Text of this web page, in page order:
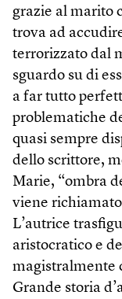
grazie al marito
trova ad
terrorizzato dal
sguardo su di
a far tutto
problematiche
quasi sempre
dello scrittore,
Marie, “ombra
viene
L’autrice
aristocratico e
magistralmente
Grande storia